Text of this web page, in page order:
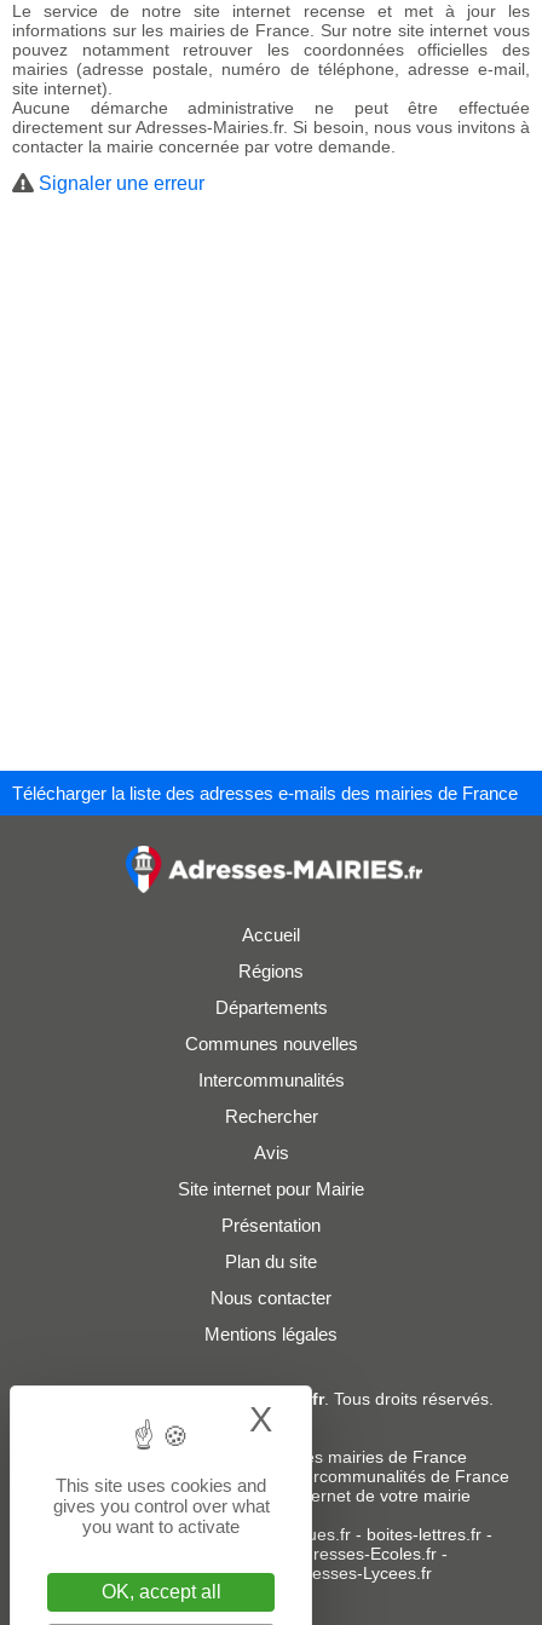
Le service de notre site internet recense et met à jour les
informations sur les mairies de France. Sur notre site internet vous
pouvez notamment retrouver les coordonnées officielles des
mairies (adresse postale, numéro de téléphone, adresse e-mail,
site internet).
Aucune démarche administrative ne peut être effectuée
directement sur Adresses-Mairies.fr. Si besoin, nous vous invitons à
contacter la mairie concernée par votre demande.
Signaler une erreur
Télécharger la liste des adresses e-mails des mairies de France
Accueil
Régions
Départements
Communes nouvelles
Intercommunalités
Rechercher
Avis
Site internet pour Mairie
Présentation
Plan du site
Nous contacter
Mentions légales
Adresses-Mairies.fr. Tous droits réservés.
Services :
Liste des adresses e-mails des mairies de France
Liste des adresses e-mails des intercommunalités de France
-Création ou refonte du site internet de votre mairie
Sites partenaires:donneespubliques.fr- boites-lettres.fr-
Adresses-Ecoles.fr -
Adresses-Colleges.fr- Adresses-Lycees.fr
This site uses cookies and
gives you control over what
you want to activate
OK, accept all
X